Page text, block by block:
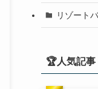
リゾート
🏆人気記事